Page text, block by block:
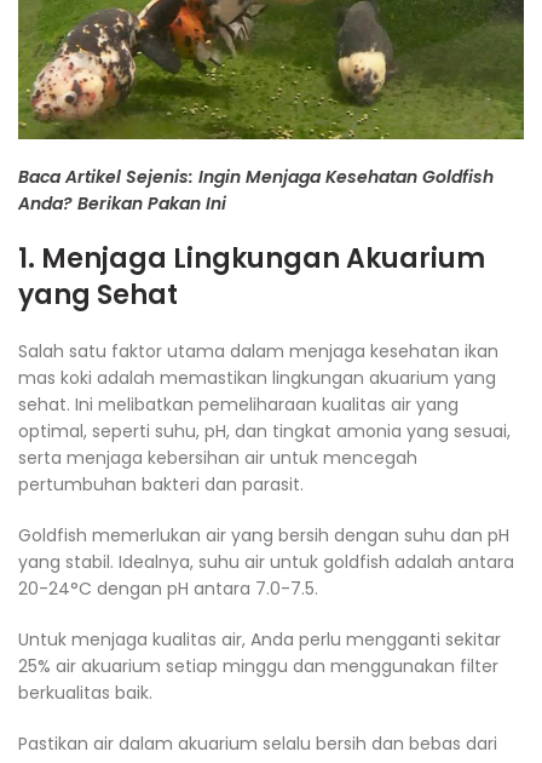
Baca Artikel Sejenis: Ingin Menjaga Kesehatan Goldfish
Anda? Berikan Pakan Ini
1. Menjaga Lingkungan Akuarium
yang Sehat
Salah satu faktor utama dalam menjaga kesehatan ikan
mas koki adalah memastikan lingkungan akuarium yang
sehat. Ini melibatkan pemeliharaan kualitas air yang
optimal, seperti suhu, pH, dan tingkat amonia yang sesuai,
serta menjaga kebersihan air untuk mencegah
pertumbuhan bakteri dan parasit.
Goldfish memerlukan air yang bersih dengan suhu dan pH
yang stabil. Idealnya, suhu air untuk goldfish adalah antara
20-24°C dengan pH antara 7.0-7.5.
Untuk menjaga kualitas air, Anda perlu mengganti sekitar
25% air akuarium setiap minggu dan menggunakan filter
berkualitas baik.
Pastikan air dalam akuarium selalu bersih dan bebas dari